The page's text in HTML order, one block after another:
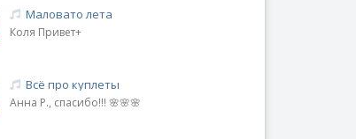
Маловато лета
Коля Привет+
Всё про куплеты
Анна Р., спасибо!!! 🌸🌸🌸